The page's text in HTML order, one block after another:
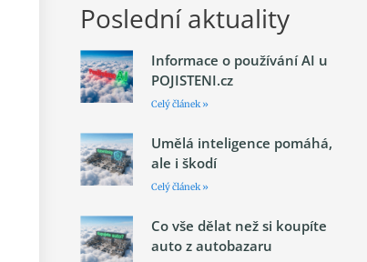
Poslední aktuality
Informace o používání AI u
POJISTENI.cz
Celý článek »
Umělá inteligence pomáhá,
ale i škodí
Celý článek »
Co vše dělat než si koupíte
auto z autobazaru